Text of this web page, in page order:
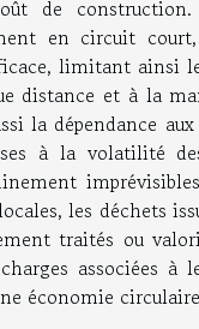
de
en circuit
limitant ainsi
distance et à la
la dépendance
à la volatilité
les déchets
traités ou
associées à
économie